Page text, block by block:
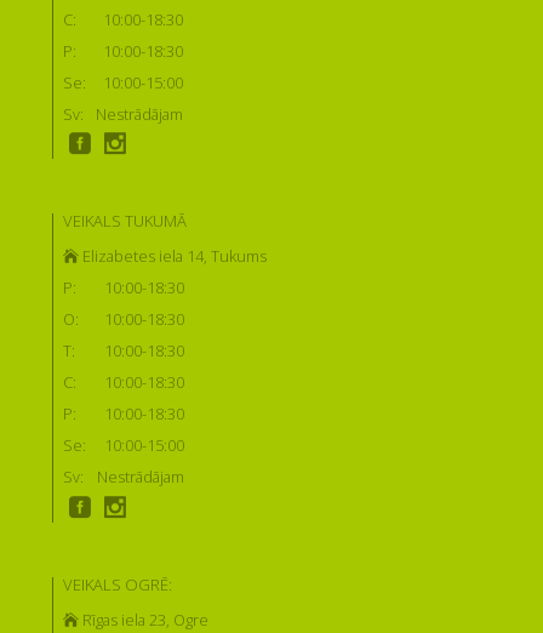
C:
10:00-18:30
P:
10:00-18:30
Se:
10:00-15:00
Sv:
Nestrādājam
VEIKALS TUKUMĀ
Elizabetes iela 14, Tukums
P:
10:00-18:30
O:
10:00-18:30
T:
10:00-18:30
C:
10:00-18:30
P:
10:00-18:30
Se:
10:00-15:00
Sv:
Nestrādājam
VEIKALS OGRĒ:
Rīgas iela 23, Ogre